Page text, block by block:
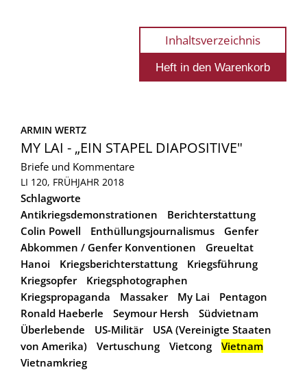
Inhaltsverzeichnis
ARMIN WERTZ
MY LAI - „EIN STAPEL DIAPOSITIVE"
Briefe und Kommentare
LI 120, FRÜHJAHR 2018
Schlagworte
Antikriegsdemonstrationen
Berichterstattung
Colin Powell
Enthüllungsjournalismus
Genfer
Abkommen / Genfer Konventionen
Greueltat
Hanoi
Kriegsberichterstattung
Kriegsführung
Kriegsopfer
Kriegsphotographen
Kriegspropaganda
Massaker My Lai
Pentagon
Ronald Haeberle
Seymour Hersh
Südvietnam
Überlebende
US-Militär
USA (Vereinigte Staaten
von Amerika)
Vertuschung Vietcong
Vietnam
Vietnamkrieg